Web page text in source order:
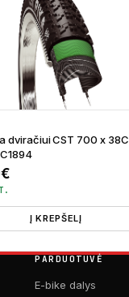
dviračiui CST 700 x 38C
€
Į KREPŠELĮ
PARDUOTUVĖ
E-bike dalys